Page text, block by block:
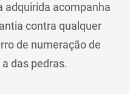
adquirida acompanha
contra qualquer
de numeração de
das pedras.